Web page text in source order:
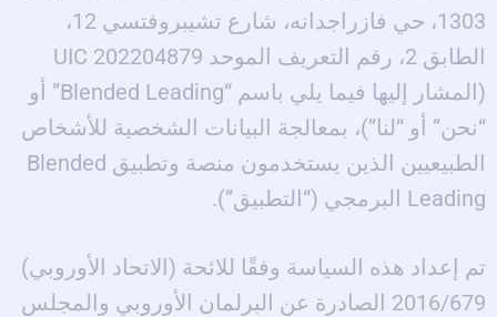
1303، حي فازراجدانه، شارع تشيبروفتسي 12،
الطابق 2، رقم التعريف الموحد UIC 202204879
(المشار إليها فيما يلي باسم “Blended Leading” أو
“نحن” أو “لنا”)، بمعالجة البيانات الشخصية للأشخاص
الطبيعيين الذين يستخدمون منصة وتطبيق Blended
Leading البرمجي (“التطبيق”).
تم إعداد هذه السياسة وفقًا للائحة (الاتحاد الأوروبي)
2016/679 الصادرة عن البرلمان الأوروبي والمجلس